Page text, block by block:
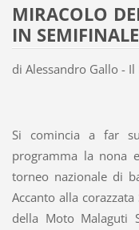
MIRACOLO
IN SEMIFINALE
di Alessandro Gallo -
Si comincia a far
programma la nona
torneo nazionale di
Accanto alla
della Moto Malaguti